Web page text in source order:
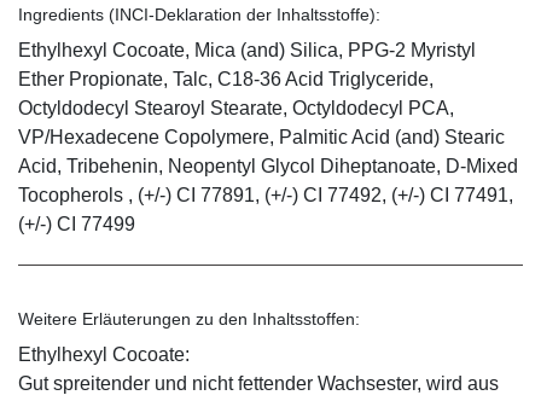
Ingredients (INCI-Deklaration der Inhaltsstoffe):
Ethylhexyl Cocoate, Mica (and) Silica, PPG-2 Myristyl
Ether Propionate, Talc, C18-36 Acid Triglyceride,
Octyldodecyl Stearoyl Stearate, Octyldodecyl PCA,
VP/Hexadecene Copolymere, Palmitic Acid (and) Stearic
Acid, Tribehenin, Neopentyl Glycol Diheptanoate, D-Mixed
Tocopherols , (+/-) CI 77891, (+/-) CI 77492, (+/-) CI 77491,
(+/-) CI 77499
Weitere Erläuterungen zu den Inhaltsstoffen:
Ethylhexyl Cocoate:
Gut spreitender und nicht fettender Wachsester, wird aus